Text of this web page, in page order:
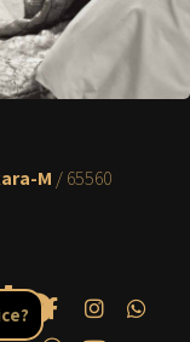
M / 65560